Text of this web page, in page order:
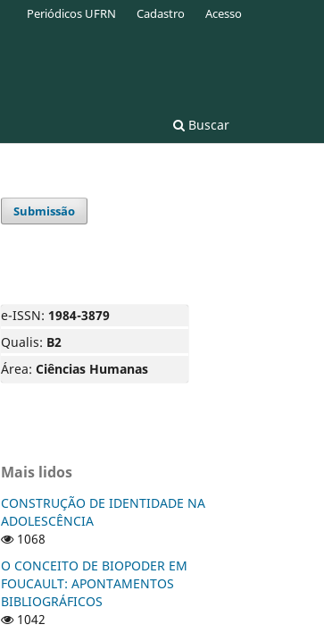
Buscar
Periódicos UFRN Cadastro Acesso
Submissão
e-ISSN: 1984-3879
Qualis: B2
Área: Ciências Humanas
Mais lidos
CONSTRUÇÃO DE IDENTIDADE NA
ADOLESCÊNCIA
1068
O CONCEITO DE BIOPODER EM
FOUCAULT: APONTAMENTOS
BIBLIOGRÁFICOS
1042